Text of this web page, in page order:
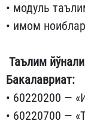
• модуль
• имом
Таълим
Бакалавриат:
• 60220200 —
• 60220700 —